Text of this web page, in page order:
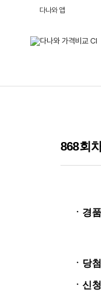
다나와 앱
868회
ㆍ경품
ㆍ당
ㆍ신